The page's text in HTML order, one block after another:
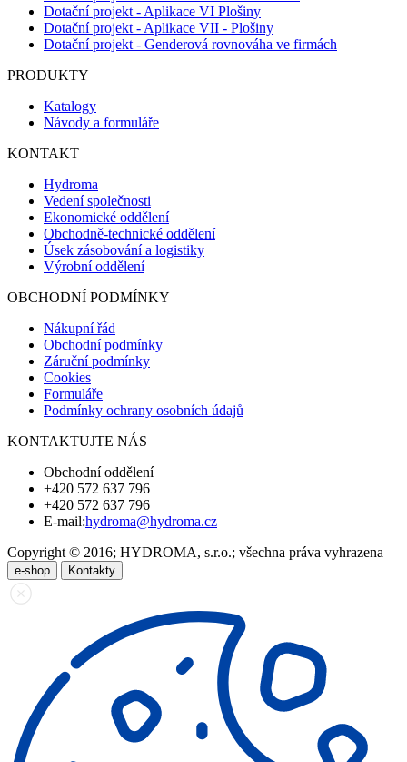
Dotační projekt - Aplikace VI Plošiny
Dotační projekt - Aplikace VII - Plošiny
Dotační projekt - Genderová rovnováha ve firmách
PRODUKTY
Katalogy
Návody a formuláře
KONTAKT
Hydroma
Vedení společnosti
Ekonomické oddělení
Obchodně-technické oddělení
Úsek zásobování a logistiky
Výrobní oddělení
OBCHODNÍ PODMÍNKY
Nákupní řád
Obchodní podmínky
Záruční podmínky
Cookies
Formuláře
Podmínky ochrany osobních údajů
KONTAKTUJTE NÁS
Obchodní oddělení
+420 572 637 796
+420 572 637 796
E-mail:hydroma@hydroma.cz
Copyright © 2016; HYDROMA, s.r.o.; všechna práva vyhrazena
e-shop Kontakty